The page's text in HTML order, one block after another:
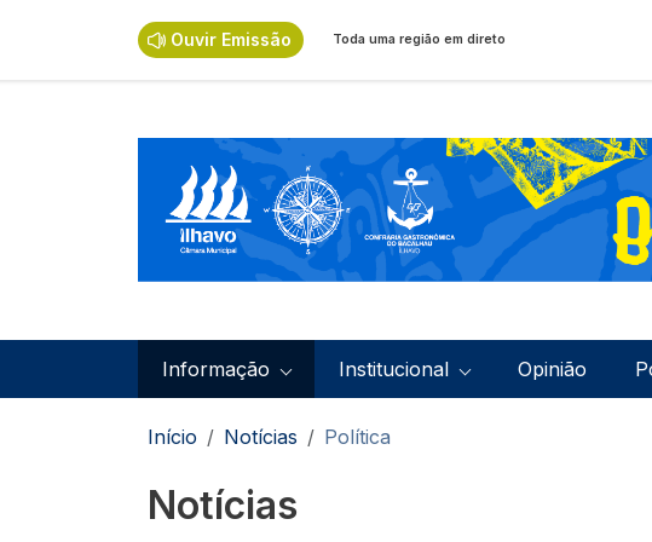
Ouvir Emissão Toda uma região em direto
Navegação principal
Informação Institucional Opinião
Navegação estrutural
Início Notícias Política
Notícias